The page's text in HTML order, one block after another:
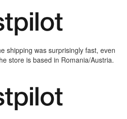
shipping was surprisingly fast, even
store is based in Romania/Austria.